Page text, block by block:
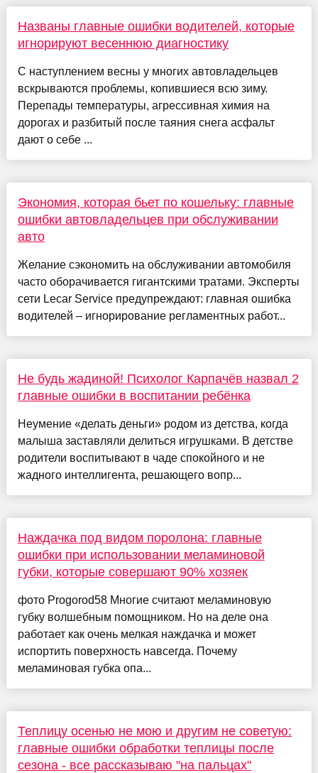
Названы главные ошибки водителей, которые
игнорируют весеннюю диагностику
С наступлением весны у многих автовладельцев
вскрываются проблемы, копившиеся всю зиму.
Перепады температуры, агрессивная химия на
дорогах и разбитый после таяния снега асфальт
дают о себе ...
Экономия, которая бьет по кошельку: главные
ошибки автовладельцев при обслуживании
авто
Желание сэкономить на обслуживании автомобиля
часто оборачивается гигантскими тратами. Эксперты
сети Lecar Service предупреждают: главная ошибка
водителей – игнорирование регламентных работ...
Не будь жадиной! Психолог Карпачёв назвал 2
главные ошибки в воспитании ребёнка
Неумение «делать деньги» родом из детства, когда
малыша заставляли делиться игрушками. В детстве
родители воспитывают в чаде спокойного и не
жадного интеллигента, решающего вопр...
Наждачка под видом поролона: главные
ошибки при использовании меламиновой
губки, которые совершают 90% хозяек
фото Progorod58 Многие считают меламиновую
губку волшебным помощником. Но на деле она
работает как очень мелкая наждачка и может
испортить поверхность навсегда. Почему
меламиновая губка опа...
Теплицу осенью не мою и другим не советую:
главные ошибки обработки теплицы после
сезона - все рассказываю "на пальцах"